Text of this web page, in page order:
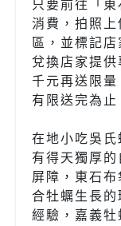
只要前往「
消費，拍照
區，並標記
兌換店家提
千元再送限
有限送完為止
在地小吃吳
有得天獨厚
屏障，東石
合牡蠣生長
經驗，嘉義